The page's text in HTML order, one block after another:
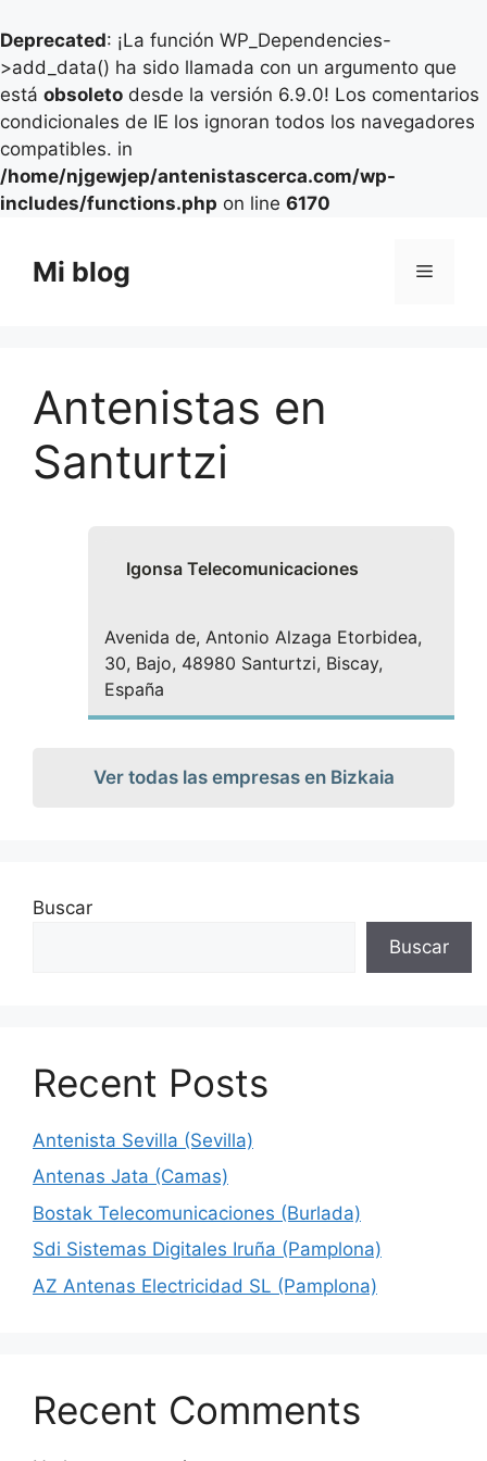
Deprecated: ¡La función WP_Dependencies-
>add_data() ha sido llamada con un argumento que
está obsoleto desde la versión 6.9.0! Los comentarios
condicionales de IE los ignoran todos los navegadores
compatibles. in
/home/njgewjep/antenistascerca.com/wp-
includes/functions.php on line 6170
contenido
Mi blog Menú
Antenistas en
Santurtzi
Igonsa Telecomunicaciones
Avenida de, Antonio Alzaga Etorbidea,
30, Bajo, 48980 Santurtzi, Biscay,
España
Ver todas las empresas en Bizkaia
Buscar
Buscar
Recent Posts
Antenista Sevilla (Sevilla)
Antenas Jata (Camas)
Bostak Telecomunicaciones (Burlada)
Sdi Sistemas Digitales Iruña (Pamplona)
AZ Antenas Electricidad SL (Pamplona)
Recent Comments